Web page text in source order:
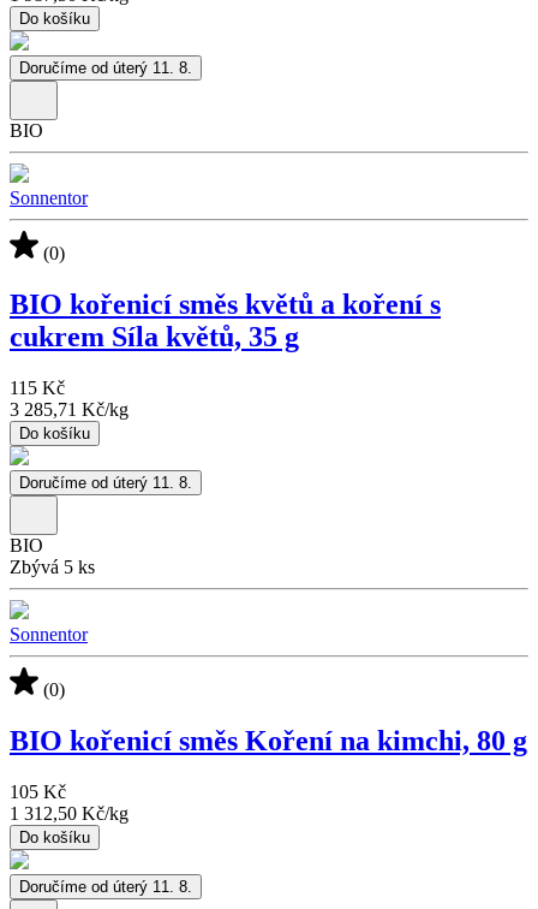
Do košíku
Doručíme od úterý 11. 8.
BIO
Sonnentor
(0)
BIO kořenicí směs květů a koření s
cukrem Síla květů, 35 g
115 Kč
3 285,71 Kč/kg
Do košíku
Doručíme od úterý 11. 8.
BIO
Zbývá 5 ks
Sonnentor
(0)
BIO kořenicí směs Koření na kimchi, 80 g
105 Kč
1 312,50 Kč/kg
Do košíku
Doručíme od úterý 11. 8.